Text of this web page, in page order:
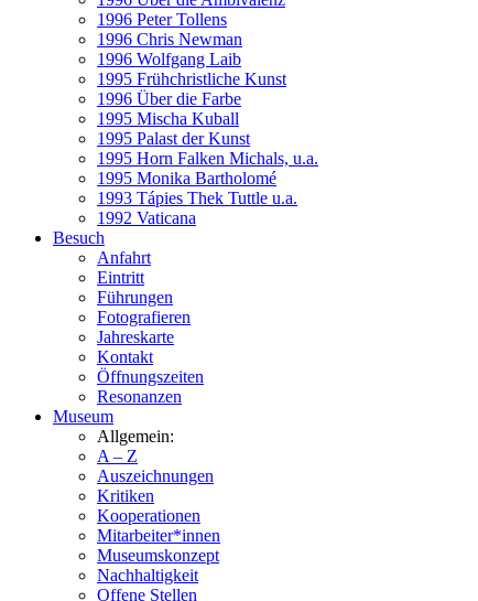
1996 Peter Tollens
1996 Chris Newman
1996 Wolfgang Laib
1995 Frühchristliche Kunst
1996 Über die Farbe
1995 Mischa Kuball
1995 Palast der Kunst
1995 Horn Falken Michals, u.a.
1995 Monika Bartholomé
1993 Tápies Thek Tuttle u.a.
1992 Vaticana
Besuch
Anfahrt
Eintritt
Führungen
Fotografieren
Jahreskarte
Kontakt
Öffnungszeiten
Resonanzen
Museum
Allgemein:
A – Z
Auszeichnungen
Kritiken
Kooperationen
Mitarbeiter*innen
Museumskonzept
Nachhaltigkeit
Offene Stellen